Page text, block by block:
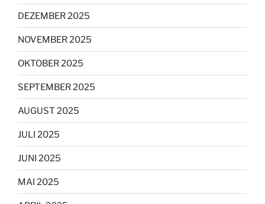
DEZEMBER 2025
NOVEMBER 2025
OKTOBER 2025
SEPTEMBER 2025
AUGUST 2025
JULI 2025
JUNI 2025
MAI 2025